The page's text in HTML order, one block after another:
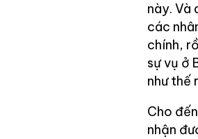
này. Và
các
chính,
sự vụ ở
như thế
Cho
nhận